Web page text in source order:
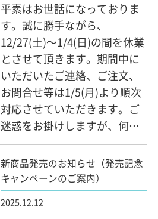
平素はお世話になっておりま
す。誠に勝手ながら、
12/27(土)～1/4(日)の間を休業
とさせて頂きます。期間中に
いただいたご連絡、ご注文、
お問合せ等は1/5(月)より順次
対応させていただきます。ご
迷惑をお掛けしますが、何…
新商品発売のお知らせ（発売記念
キャンペーンのご案内）
2025.12.12